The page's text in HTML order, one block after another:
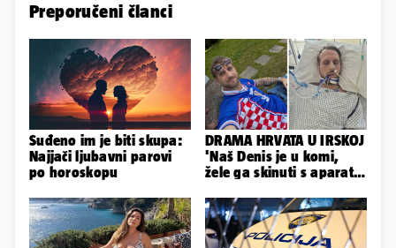
Preporučeni članci
Suđeno im je biti skupa:
Najjači ljubavni parovi
po horoskopu
DRAMA HRVATA U IRSKOJ
'Naš Denis je u komi,
žele ga skinuti s aparata!